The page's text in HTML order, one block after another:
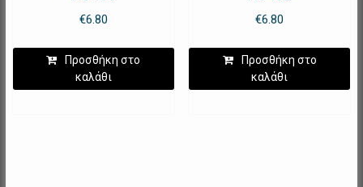
€6.80
Προσθήκη στο
καλάθι
€6.80
Προσθήκη στο
καλάθι